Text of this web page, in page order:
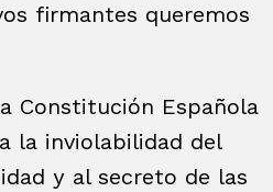
firmantes queremos
Constitución Española
la inviolabilidad del
y al secreto de las